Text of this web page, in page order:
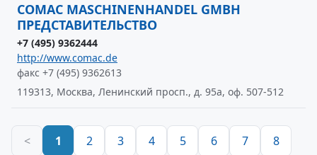
COMAC MASCHINENHANDEL GMBH
ПРЕДСТАВИТЕЛЬСТВО
+7 (495) 9362444
http://www.comac.de
факс +7 (495) 9362613
119313, Москва, Ленинский просп., д. 95а, оф. 507-512
< 1 2 3 4 5 6 7 8